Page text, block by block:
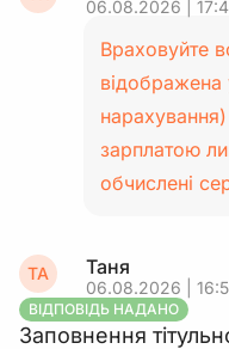
06.08.2026 |
Враховуйте
відображена
зарплатою
обчислені
ТА Таня
06.08.2026 |
ВІДПОВІДЬ НАДАНО
Заповнення